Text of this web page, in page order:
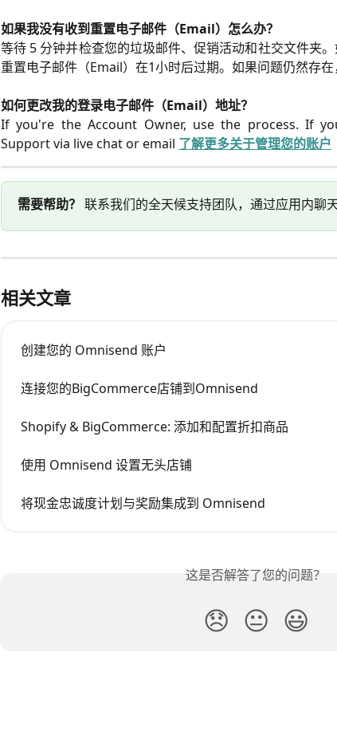
如果我没有收到重置电子邮件（Email）怎么办？
等待 5 分钟并检查您的垃圾邮件、促销活动和社交文件夹
重置电子邮件（Email）在1小时后过期。如果问题仍然存在
如何更改我的登录电子邮件（Email）地址？
If you're the Account Owner, use the process. If
Support via live chat or email 了解更多关于管理您的账户
需要帮助？ 联系我们的全天候支持团队，通过应用内聊
相关文章
创建您的 Omnisend 账户
连接您的BigCommerce店铺到Omnisend
Shopify & BigCommerce: 添加和配置折扣商品
使用 Omnisend 设置无头店铺
将现金忠诚度计划与奖励集成到 Omnisend
这是否解答了您的问题？
😞 😐 😃